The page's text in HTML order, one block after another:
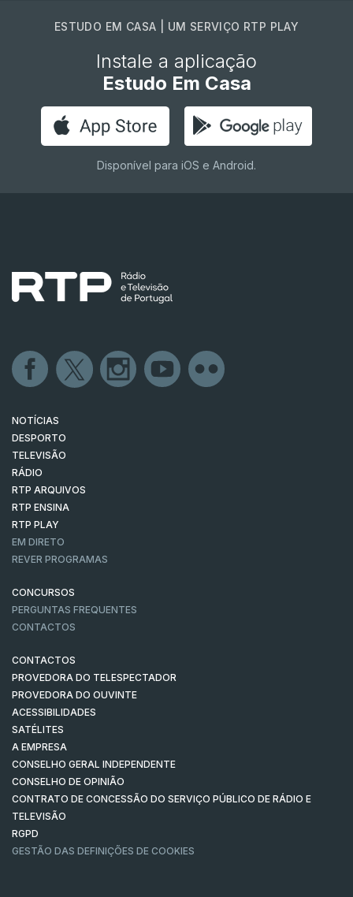
ESTUDO EM CASA | UM SERVIÇO RTP PLAY
Instale a aplicação
Estudo Em Casa
Disponível para iOS e Android.
NOTÍCIAS
DESPORTO
TELEVISÃO
RÁDIO
RTP ARQUIVOS
RTP ENSINA
RTP PLAY
EM DIRETO
REVER PROGRAMAS
CONCURSOS
PERGUNTAS FREQUENTES
CONTACTOS
CONTACTOS
PROVEDORA DO TELESPECTADOR
PROVEDORA DO OUVINTE
ACESSIBILIDADES
SATÉLITES
A EMPRESA
CONSELHO GERAL INDEPENDENTE
CONSELHO DE OPINIÃO
CONTRATO DE CONCESSÃO DO SERVIÇO PÚBLICO DE RÁDIO E
TELEVISÃO
RGPD
GESTÃO DAS DEFINIÇÕES DE COOKIES